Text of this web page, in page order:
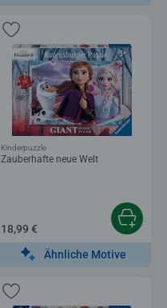
Zauberhafte neue Welt
Kinderpuzzle
18,99 €
Ähnliche Motive